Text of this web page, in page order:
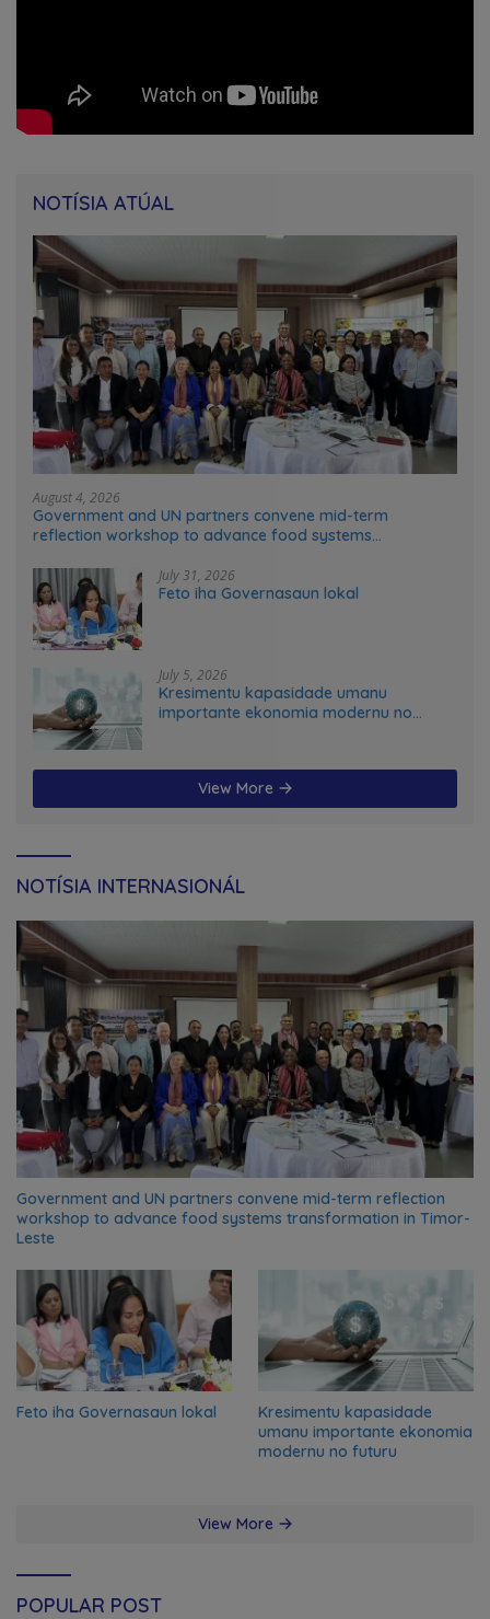
NOTÍSIA ATÚAL
August 4, 2026
Government and UN partners convene mid-term
reflection workshop to advance food systems
July 31, 2026
Feto iha Governasaun lokal
July 5, 2026
Kresimentu kapasidade umanu
importante ekonomia modernu no
View More
NOTÍSIA INTERNASIONÁL
Government and UN partners convene mid-term reflection
workshop to advance food systems transformation in Timor-
Leste
Feto iha Governasaun lokal
Kresimentu kapasidade
umanu importante ekonomia
modernu no futuru
View More
POPULAR POST